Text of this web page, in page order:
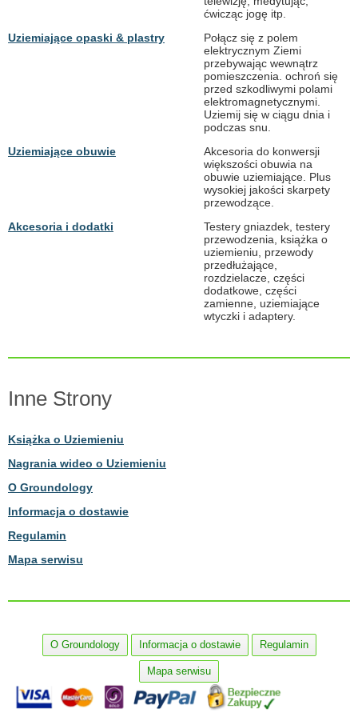
ćwicząc jogę itp.
Uziemiające opaski & plastry
Połącz się z polem
elektrycznym Ziemi
przebywając wewnątrz
pomieszczenia. ochroń się
przed szkodliwymi polami
elektromagnetycznymi.
Uziemij się w ciągu dnia i
podczas snu.
Uziemiające obuwie
Akcesoria do konwersji
większości obuwia na
obuwie uziemiające. Plus
wysokiej jakości skarpety
przewodzące.
Akcesoria i dodatki
Testery gniazdek, testery
przewodzenia, książka o
uziemieniu, przewody
przedłużające,
rozdzielacze, części
dodatkowe, części
zamienne, uziemiające
wtyczki i adaptery.
Inne Strony
Książka o Uziemieniu
Nagrania wideo o Uziemieniu
O Groundology
Informacja o dostawie
Regulamin
Mapa serwisu
O Groundology Informacja o dostawie Regulamin
Mapa serwisu